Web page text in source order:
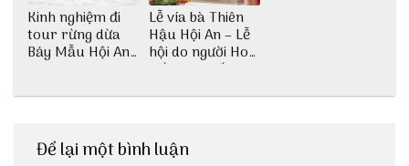
Kinh nghiệm đi
tour rừng dừa
Bảy Mẫu Hội An
Lễ vía bà Thiên
Hậu Hội An – Lễ
hội do người Hoa
kiều sinh sống ở
Để lại một bình luận